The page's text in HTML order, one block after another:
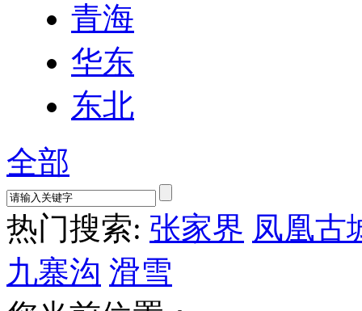
青海
华东
东北
全部
热门搜索: 张家界 凤凰古
九寨沟 滑雪